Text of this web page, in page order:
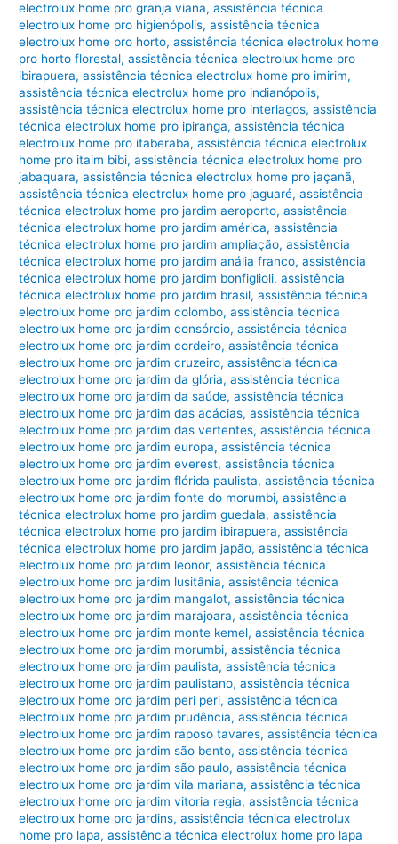
electrolux home pro granja viana,assistência técnica
electrolux home pro higienópolis,assistência técnica
electrolux home pro horto,assistência técnica electrolux home
pro horto florestal,assistência técnica electrolux home pro
ibirapuera,assistência técnica electrolux home pro imirim,
assistência técnica electrolux home pro indianópolis,
assistência técnica electrolux home pro interlagos,assistência
técnica electrolux home pro ipiranga,assistência técnica
electrolux home pro itaberaba,assistência técnica electrolux
home pro itaim bibi,assistência técnica electrolux home pro
jabaquara,assistência técnica electrolux home pro jaçanã,
assistência técnica electrolux home pro jaguaré,assistência
técnica electrolux home pro jardim aeroporto,assistência
técnica electrolux home pro jardim américa,assistência
técnica electrolux home pro jardim ampliação,assistência
técnica electrolux home pro jardim anália franco,assistência
técnica electrolux home pro jardim bonfiglioli,assistência
técnica electrolux home pro jardim brasil,assistência técnica
electrolux home pro jardim colombo,assistência técnica
electrolux home pro jardim consórcio,assistência técnica
electrolux home pro jardim cordeiro,assistência técnica
electrolux home pro jardim cruzeiro,assistência técnica
electrolux home pro jardim da glória,assistência técnica
electrolux home pro jardim da saúde,assistência técnica
electrolux home pro jardim das acácias,assistência técnica
electrolux home pro jardim das vertentes,assistência técnica
electrolux home pro jardim europa,assistência técnica
electrolux home pro jardim everest,assistência técnica
electrolux home pro jardim flórida paulista,assistência técnica
electrolux home pro jardim fonte do morumbi,assistência
técnica electrolux home pro jardim guedala,assistência
técnica electrolux home pro jardim ibirapuera,assistência
técnica electrolux home pro jardim japão,assistência técnica
electrolux home pro jardim leonor,assistência técnica
electrolux home pro jardim lusitânia,assistência técnica
electrolux home pro jardim mangalot,assistência técnica
electrolux home pro jardim marajoara,assistência técnica
electrolux home pro jardim monte kemel,assistência técnica
electrolux home pro jardim morumbi,assistência técnica
electrolux home pro jardim paulista,assistência técnica
electrolux home pro jardim paulistano,assistência técnica
electrolux home pro jardim peri peri,assistência técnica
electrolux home pro jardim prudência,assistência técnica
electrolux home pro jardim raposo tavares,assistência técnica
electrolux home pro jardim são bento,assistência técnica
electrolux home pro jardim são paulo,assistência técnica
electrolux home pro jardim vila mariana,assistência técnica
electrolux home pro jardim vitoria regia,assistência técnica
electrolux home pro jardins,assistência técnica electrolux
home pro lapa,assistência técnica electrolux home pro lapa